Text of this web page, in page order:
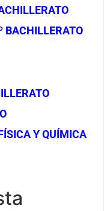
BACHILLERATO
Y QUÍMICA